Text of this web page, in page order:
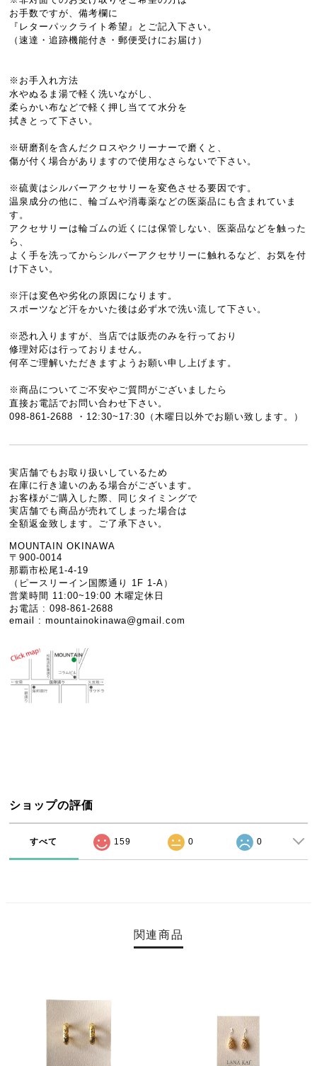
お手数ですが、備考欄に
『レターパックライト希望』とご記入下さい。
（速達・追跡機能付き・郵便受けにお届け）
※お手入れ方法
水やぬるま湯で軽く洗いながし、
柔らかい布などで軽く押し当てて水分を
拭きとって下さい。
※研磨剤を含んだクロスやクリーナーで磨くと、
傷が付く場合がありますので使用なさらないで下さい。
※硫黄はシルバーアクセサリーを変色させる要因です。
温泉成分の他に、輪ゴムや消毒薬などの医薬品にも含まれていま
す。
アクセサリーは輪ゴムの近くには保管しない、医薬品などを触った
ら、
よく手を洗ってからシルバーアクセサリーに触れるなど、お気を付
け下さい。
※汗は変色や劣化の原因になります。
スポーツなど汗をかいた後は必ず水で洗い流して下さい。
※恐れ入りますが、当店では販売のみを行っており
修理対応は行っておりません。
何卒ご理解いただきますようお願い申し上げます。
※商品についてご不安やご質問がございましたら
直接お電話でお問い合わせ下さい。
098-861-2688 ・12:30~17:30（木曜日以外でお願い致します。）
実店舗でもお取り扱いしているため
在庫に行き違いのある場合がございます。
お客様がご購入した際、同じタイミングで
実店舗でも商品が売れてしまった場合は
全額返金致します。ご了承下さい。
MOUNTAIN OKINAWA
〒900-0014
那覇市松尾1-4-19
（ピースリーイン国際通り 1F 1-A）
営業時間 11:00~19:00 木曜定休日
お電話 : 098-861-2688
email :mountainokinawa@gmail.com
ショップの評価
すべて 159 0 0
関連商品